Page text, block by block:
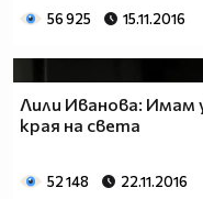
56 925 15.11.2016
Лили Иванова: Имам
края на света
52 148 22.11.2016